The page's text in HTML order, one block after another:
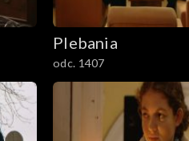
601–700
701–800
801-900
Plebania
odc. 1407